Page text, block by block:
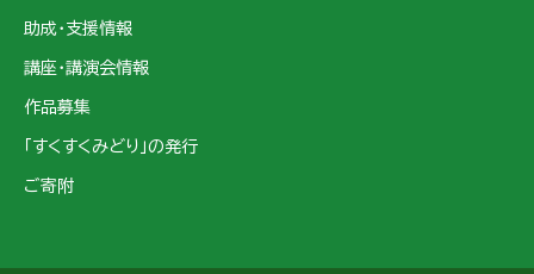
助成・支援情報
講座・講演会情報
作品募集
「すくすくみどり」の発行
ご寄附